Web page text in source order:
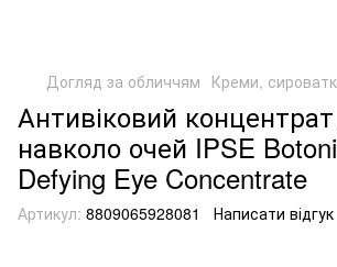
Догляд за обличчям Креми,
Антивіковий
навколо очей IPSE
Defying Eye Concentrate
Артикул: 8809065928081 Написати відгук